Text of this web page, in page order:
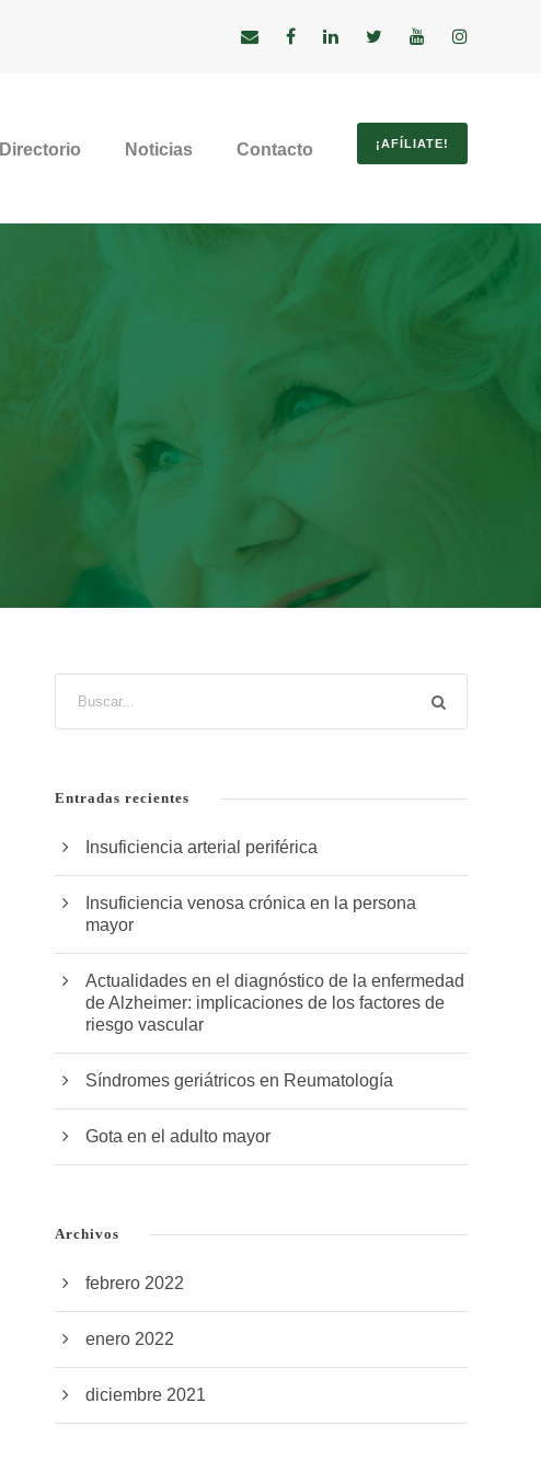
Directorio Noticias Contacto ¡AFÍLIATE!
Entradas recientes
Insuficiencia arterial periférica
Insuficiencia venosa crónica en la persona
mayor
Actualidades en el diagnóstico de la enfermedad
de Alzheimer: implicaciones de los factores de
riesgo vascular
Síndromes geriátricos en Reumatología
Gota en el adulto mayor
Archivos
febrero 2022
enero 2022
diciembre 2021